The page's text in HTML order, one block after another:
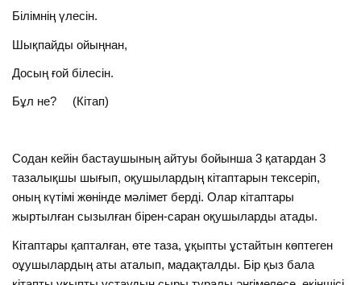
Білімнің үлесін.
Шықпайды ойыңнан,
Досың ғой білесін.
Бұл не? (Кітап)
Содан кейін бастаушының айтуы бойынша 3 қатардан 3
тазалықшы шығып, оқушылардың кітаптарын тексеріп,
оның күтімі жөнінде мәлімет берді. Олар кітаптары
жыртылған сызылған бірен-саран оқушыларды атады.
Кітаптары қапталған, өте таза, ұқыпты ұстайтын көптеген
оұушылардың аты аталып, мадақталды. Бір қыз бала